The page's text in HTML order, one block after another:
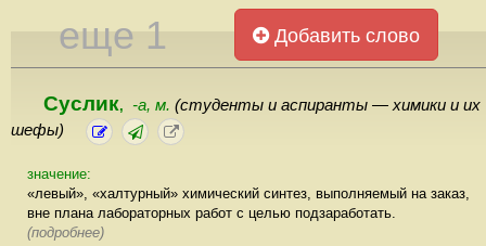
еще 1 Добавить слово
Суслик, -а, м. (студенты и аспиранты — химики и их
шефы)
значение:
«левый», «халтурный» химический синтез, выполняемый на заказ,
вне плана лабораторных работ с целью подзаработать.
(подробнее)